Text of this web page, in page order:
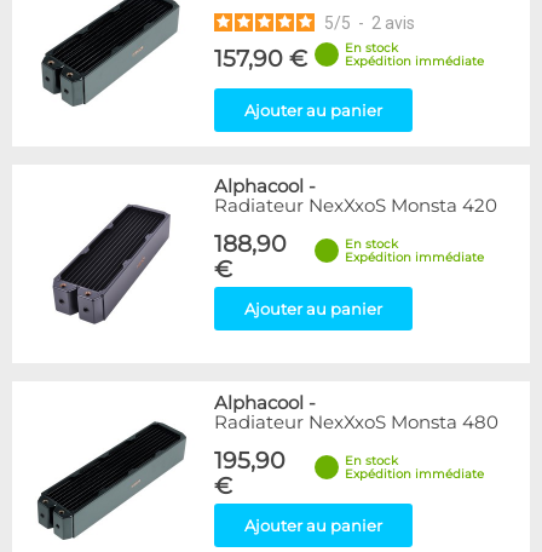
5/5 - 2 avis
157,90 €
En stock
Expédition immédiate
Ajouter au panier
Alphacool -
Radiateur NexXxoS Monsta 420
188,90
€
En stock
Expédition immédiate
Ajouter au panier
Alphacool -
Radiateur NexXxoS Monsta 480
195,90
€
En stock
Expédition immédiate
Ajouter au panier